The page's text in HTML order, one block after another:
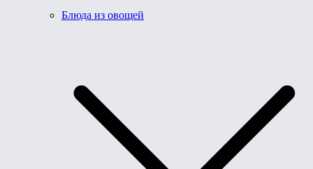
Блюда из овощей